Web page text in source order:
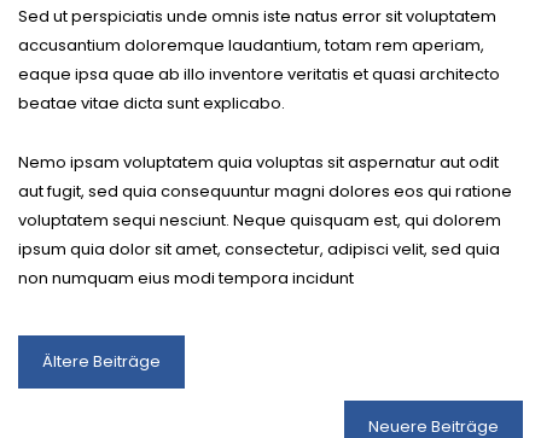
Sed ut perspiciatis unde omnis iste natus error sit voluptatem
accusantium doloremque laudantium, totam rem aperiam,
eaque ipsa quae ab illo inventore veritatis et quasi architecto
beatae vitae dicta sunt explicabo.
Nemo ipsam voluptatem quia voluptas sit aspernatur aut odit
aut fugit, sed quia consequuntur magni dolores eos qui ratione
voluptatem sequi nesciunt. Neque quisquam est, qui dolorem
ipsum quia dolor sit amet, consectetur, adipisci velit, sed quia
non numquam eius modi tempora incidunt
Beitragsnavigation
Ältere Beiträge
Neuere Beiträge